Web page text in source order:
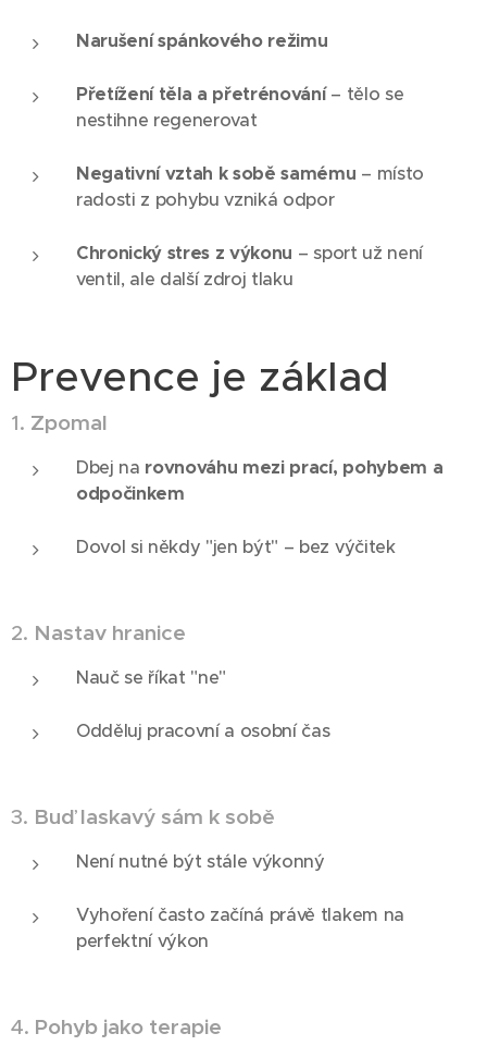
Narušení spánkového režimu
Přetížení těla a přetrénování– tělo se
nestihne regenerovat
Negativní vztah k sobě samému – místo
radosti z pohybu vzniká odpor
Chronický stres z výkonu – sport už není
ventil, ale další zdroj tlaku
Prevence je základ
1. Zpomal
Dbej na rovnováhu mezi prací, pohybem a
odpočinkem
Dovol si někdy "jen být" – bez výčitek
2. Nastav hranice
Nauč se říkat "ne"
Odděluj pracovní a osobní čas
3. Buď laskavý sám k sobě
Není nutné být stále výkonný
Vyhoření často začíná právě tlakem na
perfektní výkon
4. Pohyb jako terapie